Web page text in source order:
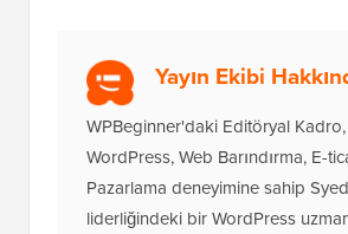
Yayın Ekibi
WPBeginner'daki Editöryal Kadro,
WordPress, Web Barındırma, E-
Pazarlama deneyimine sahip
liderliğindeki bir WordPress